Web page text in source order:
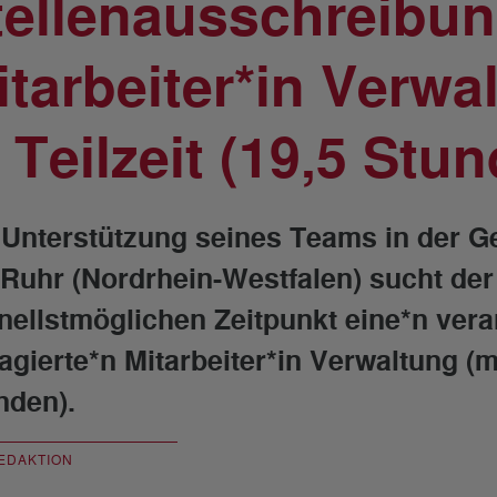
(19,5
seines Teams in der
(Nordrhein-Westfalen) sucht
Zeitpunkt eine*n
Mitarbeiter*in Verwaltung